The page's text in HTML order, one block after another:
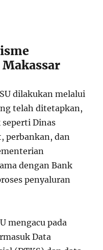
Makassar
dilakukan melalui
telah ditetapkan,
Dinas
perbankan, dan
dengan Bank
penyaluran
mengacu pada
Data